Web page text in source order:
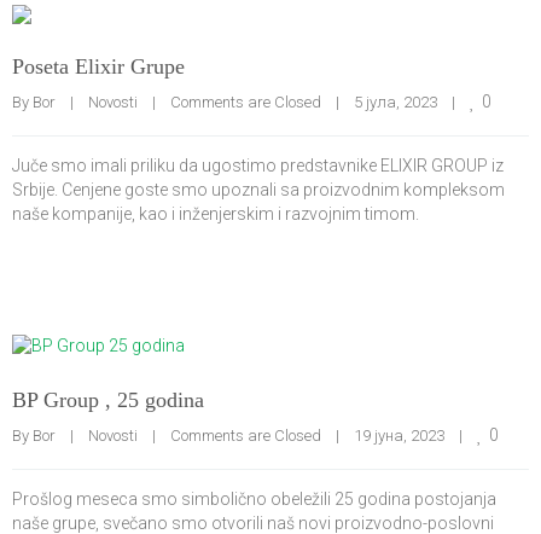
Poseta Elixir Grupe
By Bor | Novosti | Comments are Closed | 5 јула, 2023 | 0
Juče smo imali priliku da ugostimo predstavnike ELIXIR GROUP iz
Srbije. Cenjene goste smo upoznali sa proizvodnim kompleksom
naše kompanije, kao i inženjerskim i razvojnim timom.
BP Group , 25 godina
By Bor | Novosti | Comments are Closed | 19 јуна, 2023 | 0
Prošlog meseca smo simbolično obeležili 25 godina postojanja
naše grupe, svečano smo otvorili naš novi proizvodno-poslovni